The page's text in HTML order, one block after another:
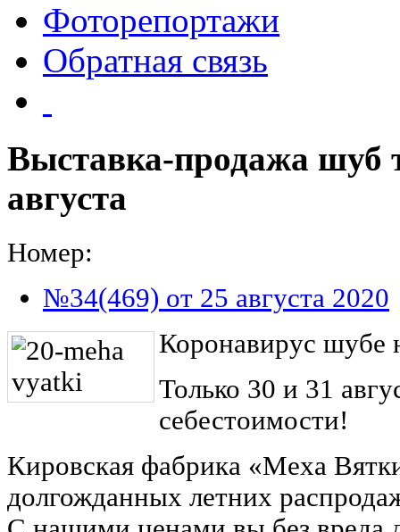
Фоторепортажи
Обратная связь
Выставка-продажа шуб
августа
Номер:
№34(469) от 25 августа 2020
Коронавирус шубе
Только 30 и 31
себестоимости!
Кировская фабрика «Меха
долгожданных летних